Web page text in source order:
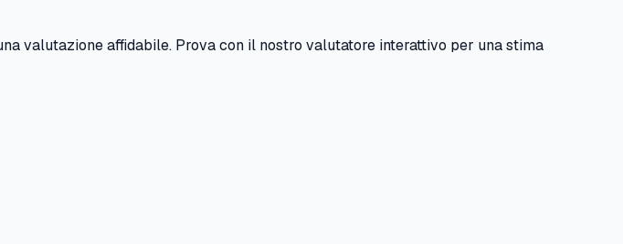
valutazione affidabile. Prova con il nostro valutatore interattivo per una stima